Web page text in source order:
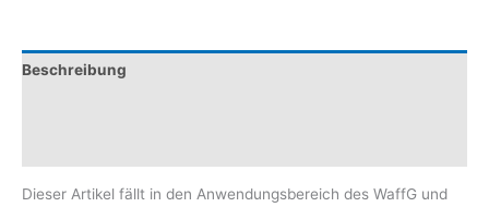
Beschreibung
Dieser Artikel fällt in den Anwendungsbereich des WaffG und